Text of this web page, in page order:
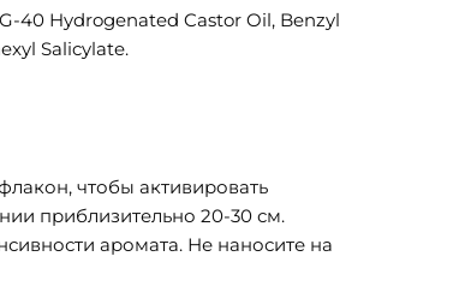
40 Hydrogenated Castor Oil, Benzyl
Salicylate.
чтобы активировать
приблизительно 20-30 см.
аромата. Не наносите на